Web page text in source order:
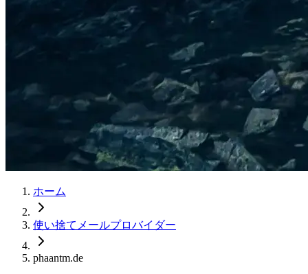
ホーム
使い捨てメールプロバイダー
phaantm.de